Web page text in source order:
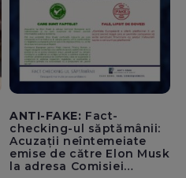
ANTI-FAKE: Fact-
checking-ul săptămânii:
Acuzații neîntemeiate
emise de către Elon Musk
la adresa Comisiei